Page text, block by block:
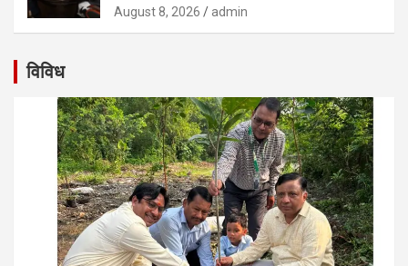
August 8, 2026 admin
विविध